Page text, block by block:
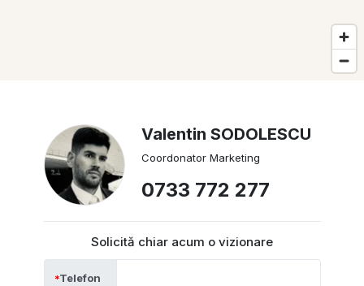
Valentin SODOLESCU
Coordonator Marketing
0733 772 277
Solicită chiar acum o vizionare
Telefon